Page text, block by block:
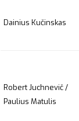
Dainius Kučinskas
Robert Juchnevič /
Paulius Matulis